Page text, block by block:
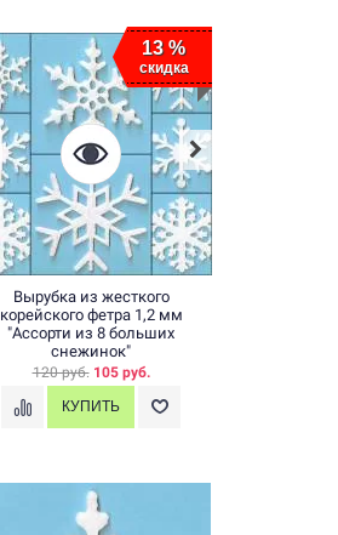
13 %
скидка
Вырубка из жесткого
корейского фетра 1,2 мм
"Ассорти из 8 больших
снежинок"
120 руб. 105 руб.